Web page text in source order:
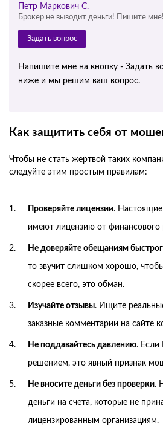
Петр Маркович С.
Брокер не выводит деньги! Пишите мне!
Задать вопрос
Напишите мне на кнопку - Задать
ниже и мы решим ваш вопрос.
Как защитить себя от
Чтобы не стать жертвой таких
следуйте этим простым правилам:
Проверяйте лицензии. Настоящие
имеют лицензию от финансового
Не доверяйте обещаниям
то звучит слишком хорошо,
скорее всего, это обман.
Изучайте отзывы. Ищите
заказные комментарии на сайте
Не поддавайтесь давлению. Если
решением, это явный признак
Не вносите деньги без проверки.
деньги на счета, которые не
лицензированным организациям.